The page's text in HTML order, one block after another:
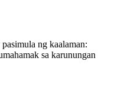
ng kaalaman:
sa karunungan